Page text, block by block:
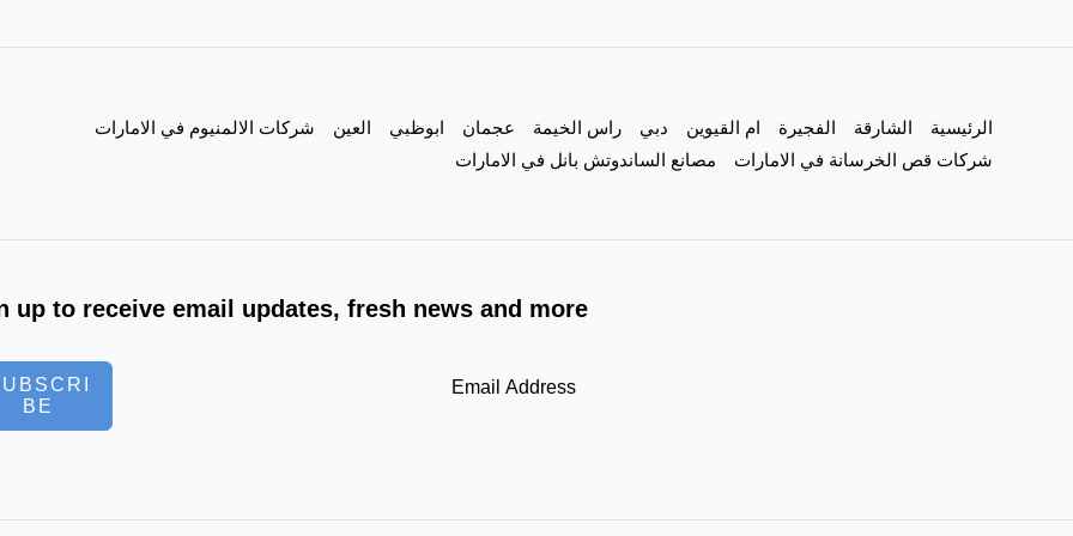
الرئيسية الشارقة الفجيرة ام القيوين دبي راس الخيمة عجمان ابوظبي العين
شركات الالمنيوم في الامارات
شركات قص الخرسانة في الامارات
مصانع الساندوتش بانل في الامارات
up to receive email updates, fresh news and more!
BE